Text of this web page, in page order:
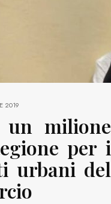
2019
un milione
per i
urbani del